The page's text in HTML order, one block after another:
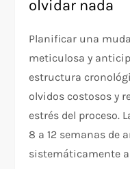
olvidar nada
Planificar una
meticulosa y
estructura
olvidos costosos y
estrés del proceso.
8 a 12 semanas de
sistemáticamente a